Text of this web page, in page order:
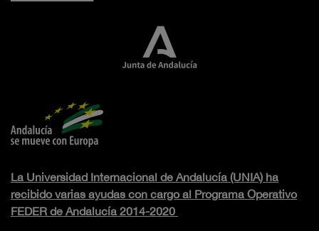
La Universidad Internacional de Andalucía (UNIA) ha
recibido varias ayudas con cargo al Programa Operativo
FEDER de Andalucía 2014-2020